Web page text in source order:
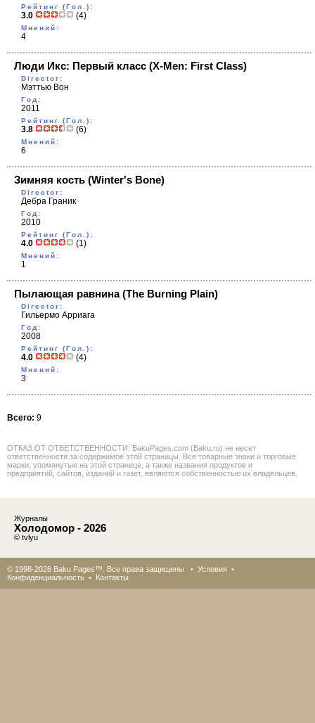
Рейтинг (Гол.):
3.0 (4)
Мнений:
4
Люди Икс: Первый класс (X-Men: First Class)
Director:
Мэттью Вон
Год:
2011
Рейтинг (Гол.):
3.8 (6)
Мнений:
6
Зимняя кость (Winter's Bone)
Director:
Дебра Граник
Год:
2010
Рейтинг (Гол.):
4.0 (1)
Мнений:
1
Пылающая равнина(The Burning Plain)
Director:
Гильермо Арриага
Год:
2008
Рейтинг (Гол.):
4.0 (4)
Мнений:
3
Всего: 9
ОТКАЗ ОТ ОТВЕТСТВЕННОСТИ: BakuPages.com (Baku.ru) не несет
ответственности за содержимое этой страницы. Все товарные знаки и торговые
марки, упомянутые на этой странице, а также названия продуктов и
предприятий, сайтов, изданий и газет, являются собственностью их владельцев.
Журналы
Холодомор - 2026
© tvlyu
© 1998-2026 Baku Pages™. Все права защищены • Условия •
Конфиденциальность • Контакты